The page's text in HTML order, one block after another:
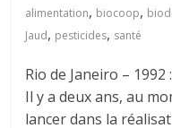
alimentation, biocoop,
Jaud, pesticides, santé
Rio de Janeiro – 1992
Il y a deux ans, au
lancer dans la